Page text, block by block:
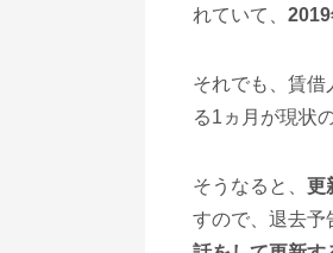
れていて、
それでも、賃借
る1ヵ月が現状
そうなると、 更
すので、退去予